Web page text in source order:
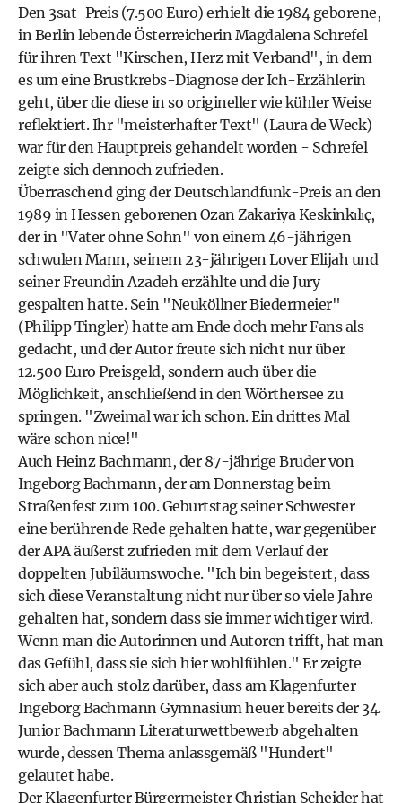
Den 3sat-Preis (7.500 Euro) erhielt die 1984 geborene,
in Berlin lebende Österreicherin Magdalena Schrefel
für ihren Text "Kirschen, Herz mit Verband", in dem
es um eine Brustkrebs-Diagnose der Ich-Erzählerin
geht, über die diese in so origineller wie kühler Weise
reflektiert. Ihr "meisterhafter Text" (Laura de Weck)
war für den Hauptpreis gehandelt worden - Schrefel
zeigte sich dennoch zufrieden.
Überraschend ging der Deutschlandfunk-Preis an den
1989 in Hessen geborenen Ozan Zakariya Keskinkılıç,
der in "Vater ohne Sohn" von einem 46-jährigen
schwulen Mann, seinem 23-jährigen Lover Elijah und
seiner Freundin Azadeh erzählte und die Jury
gespalten hatte. Sein "Neuköllner Biedermeier"
(Philipp Tingler) hatte am Ende doch mehr Fans als
gedacht, und der Autor freute sich nicht nur über
12.500 Euro Preisgeld, sondern auch über die
Möglichkeit, anschließend in den Wörthersee zu
springen. "Zweimal war ich schon. Ein drittes Mal
wäre schon nice!"
Auch Heinz Bachmann, der 87-jährige Bruder von
Ingeborg Bachmann, der am Donnerstag beim
Straßenfest zum 100. Geburtstag seiner Schwester
eine berührende Rede gehalten hatte, war gegenüber
der APA äußerst zufrieden mit dem Verlauf der
doppelten Jubiläumswoche. "Ich bin begeistert, dass
sich diese Veranstaltung nicht nur über so viele Jahre
gehalten hat, sondern dass sie immer wichtiger wird.
Wenn man die Autorinnen und Autoren trifft, hat man
das Gefühl, dass sie sich hier wohlfühlen." Er zeigte
sich aber auch stolz darüber, dass am Klagenfurter
Ingeborg Bachmann Gymnasium heuer bereits der 34.
Junior Bachmann Literaturwettbewerb abgehalten
wurde, dessen Thema anlassgemäß "Hundert"
gelautet habe.
Der Klagenfurter Bürgermeister Christian Scheider hat